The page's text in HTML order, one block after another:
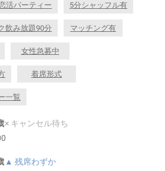
活パーティー 5分シャッフル有
飲み放題90分 マッチング有
女性急募中
着席形式
一覧
× キャンセル待ち
▲ 残席わずか